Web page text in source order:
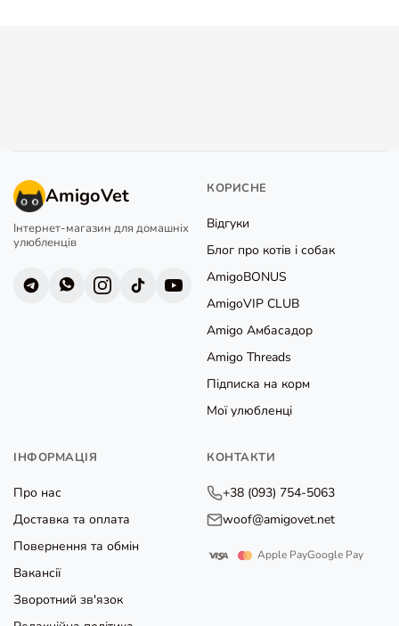
AmigoVet
Інтернет-магазин для домашніх
улюбленців
КОРИСНЕ
Відгуки
Блог про котів і собак
AmigoBONUS
AmigoVIP CLUB
Amigo Амбасадор
Amigo Threads
Підписка на корм
Мої улюбленці
ІНФОРМАЦІЯ
Про нас
Доставка та оплата
Повернення та обмін
Вакансії
Зворотний зв'язок
КОНТАКТИ
+38 (093) 754-5063
woof@amigovet.net
Apple PayGoogle Pay